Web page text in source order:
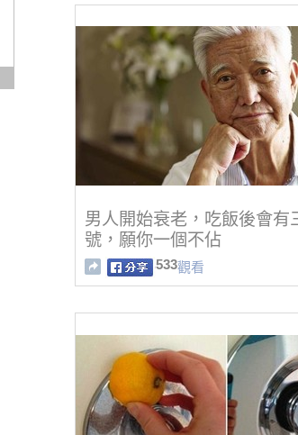
男人開始衰老，吃飯後會有
號，願你一個不佔
533觀看